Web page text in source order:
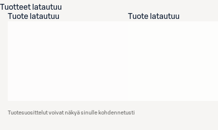
Tuotteet latautuu
Tuote latautuu
Tuote latautuu
Tuotesuosittelut voivat näkyä sinulle kohdennetusti